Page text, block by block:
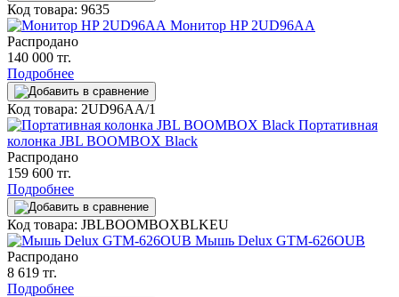
Код товара: 9635
Монитор HP 2UD96AA
Распродано
140 000 тг.
Подробнее
Код товара: 2UD96AA/1
Портативная
колонка JBL BOOMBOX Black
Распродано
159 600 тг.
Подробнее
Код товара: JBLBOOMBOXBLKEU
Мышь Delux GTM-626OUB
Распродано
8 619 тг.
Подробнее